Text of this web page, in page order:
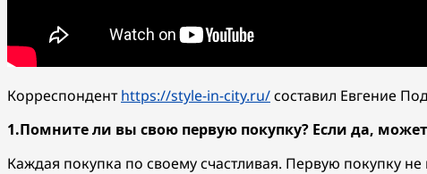
Корреспондентhttps://style-in-city.ru/составил Евгение
1.Помните ли вы свою первую покупку? Если да,
Каждая покупка по своему счастливая. Первую покупку